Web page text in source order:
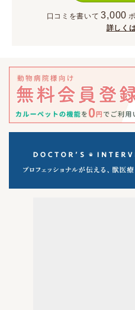
口コミを書いて 3,000
詳しく